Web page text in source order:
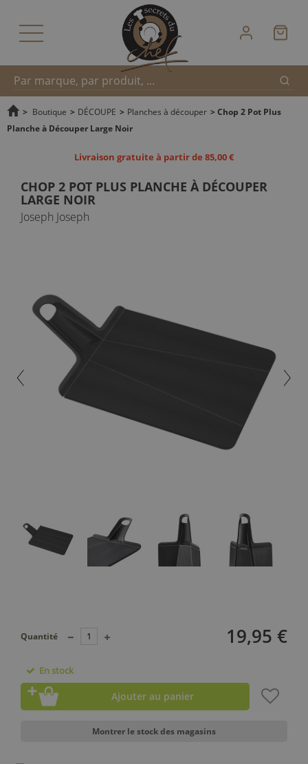
Recherche
> Boutique > DÉCOUPE > Planches à découper > Chop 2 Pot Plus
Planche à Découper Large Noir
Livraison gratuite à partir de 85,00 €
CHOP 2 POT PLUS PLANCHE À DÉCOUPER
LARGE NOIR
Joseph Joseph
19,95 €
Quantité
En stock
Ajouter au panier
Montrer le stock des magasins